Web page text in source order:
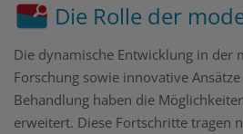
Die Rolle der
Die dynamische Entwicklung in der
Forschung sowie innovative
Behandlung haben die
erweitert. Diese Fortschritte tragen